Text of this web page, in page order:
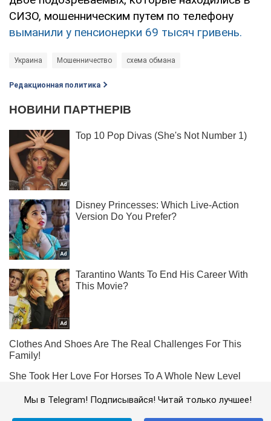
СИЗО, мошенническим путем по телефону
выманили у пенсионерки 69 тысяч гривень.
Украина Мошенничество схема обмана
Редакционная политика
Мы в Telegram! Подписывайся! Читай только лучшее!